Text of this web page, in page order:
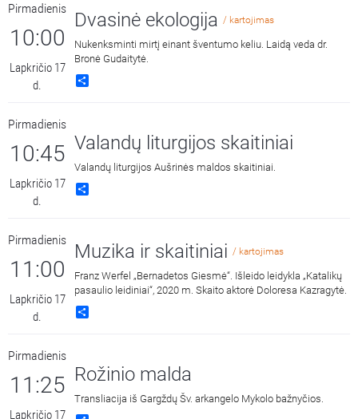
Pirmadienis
10:00
Lapkričio 17
d.
Dvasinė ekologija / kartojimas
Nukenksminti mirtį einant šventumo keliu. Laidą veda dr.
Bronė Gudaitytė.
Pirmadienis
10:45
Lapkričio 17
d.
Valandų liturgijos skaitiniai
Valandų liturgijos Aušrinės maldos skaitiniai.
Pirmadienis
11:00
Lapkričio 17
d.
Muzika ir skaitiniai / kartojimas
Franz Werfel „Bernadetos Giesmė“. Išleido leidykla „Katalikų
pasaulio leidiniai“, 2020 m. Skaito aktorė Doloresa Kazragytė.
Pirmadienis
11:25
Lapkričio 17
Rožinio malda
Transliacija iš Gargždų Šv. arkangelo Mykolo bažnyčios.